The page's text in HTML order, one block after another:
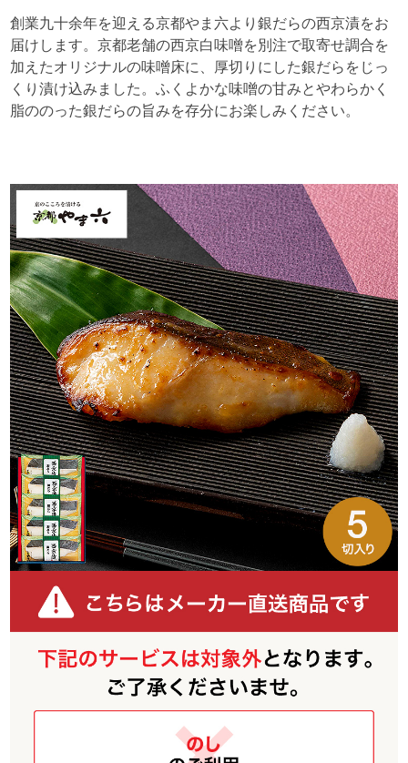
創業九十余年を迎える京都やま六より銀だらの西京漬をお
届けします。京都老舗の西京白味噌を別注で取寄せ調合を
加えたオリジナルの味噌床に、厚切りにした銀だらをじっ
くり漬け込みました。ふくよかな味噌の甘みとやわらかく
脂ののった銀だらの旨みを存分にお楽しみください。